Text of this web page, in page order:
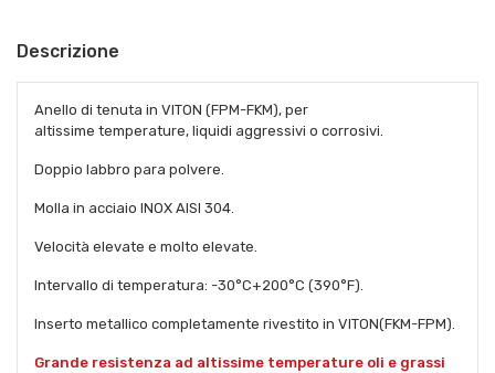
Descrizione
Anello di tenuta in VITON (FPM-FKM), per
altissime temperature, liquidi aggressivi o corrosivi.
Doppio labbro para polvere.
Molla in acciaio INOX AISI 304.
Velocità elevate e molto elevate.
Intervallo di temperatura: -30°C+200°C (390°F).
Inserto metallico completamente rivestito in VITON(FKM-FPM).
Grande resistenza ad altissime temperature oli e grassi